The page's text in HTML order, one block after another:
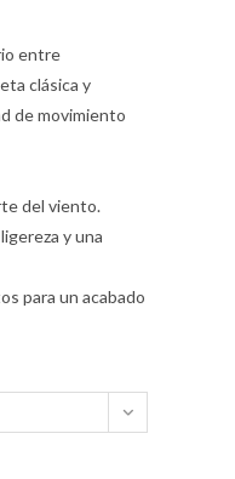
entre
clásica y
de movimiento
del viento.
y una
para un acabado